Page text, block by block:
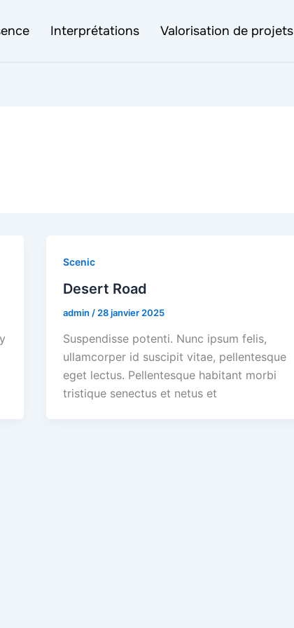
Interprétations Valorisation de projets
Scenic
Desert Road
admin / 28 janvier 2025
Suspendisse potenti. Nunc ipsum felis,
ullamcorper id suscipit vitae, pellentesque
eget lectus. Pellentesque habitant morbi
tristique senectus et netus et